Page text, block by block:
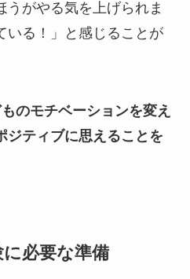
うがやる気を上げられま
いる！」と感じることが
のモチベーションを変え
ジティブに思えることを
必要な準備